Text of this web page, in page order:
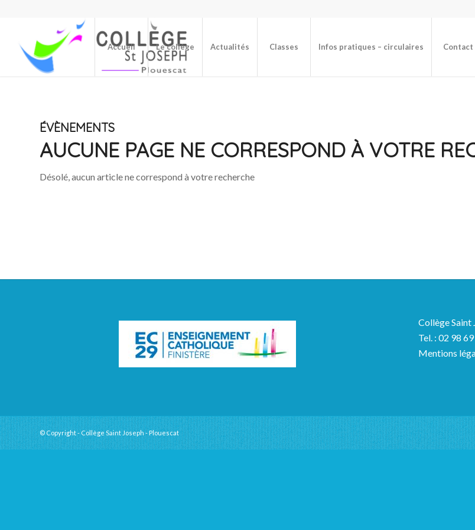
Accueil Le collège Actualités Classes Infos pratiques – circulaires Contact
ÉVÈNEMENTS
AUCUNE PAGE NE CORRESPOND À VOTRE
Désolé, aucun article ne correspond à votre recherche
Collège Saint
Tel. : 02 98
Mentions
© Copyright - Collège Saint Joseph - Plouescat